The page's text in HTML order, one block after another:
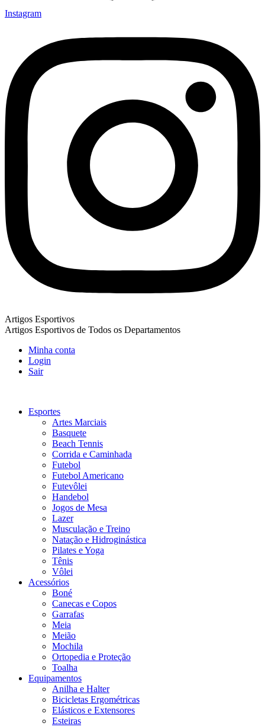
Instagram
Artigos Esportivos
Artigos Esportivos de Todos os Departamentos
Minha conta
Login
Sair
Esportes
Artes Marciais
Basquete
Beach Tennis
Corrida e Caminhada
Futebol
Futebol Americano
Futevôlei
Handebol
Jogos de Mesa
Lazer
Musculação e Treino
Natação e Hidroginástica
Pilates e Yoga
Tênis
Vôlei
Acessórios
Boné
Canecas e Copos
Garrafas
Meia
Meião
Mochila
Ortopedia e Proteção
Toalha
Equipamentos
Anilha e Halter
Bicicletas Ergométricas
Elásticos e Extensores
Esteiras